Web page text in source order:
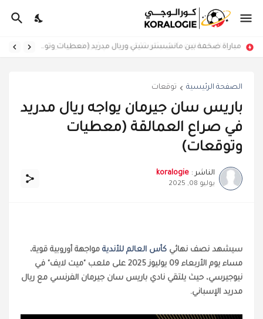
مباراة ضخمة بين مانشستر سيتي وريال مدريد (معطيات وتوقعات)
الصفحة الرئيسية توقعات
باريس سان جيرمان يواجه ريال مدريد
في صراع العمالقة (معطيات
وتوقعات)
الناشر : koralogie
يوليو 08, 2025
سيشهد نصف نهائي كأس العالم للأندية مواجهة أوروبية قوية،
مساء يوم الأربعاء 09 يوليوز 2025 على ملعب "ميت لايف" في
نيوجيرسي، حيث يلتقي نادي باريس سان جيرمان الفرنسي مع ريال
مدريد الإسباني.